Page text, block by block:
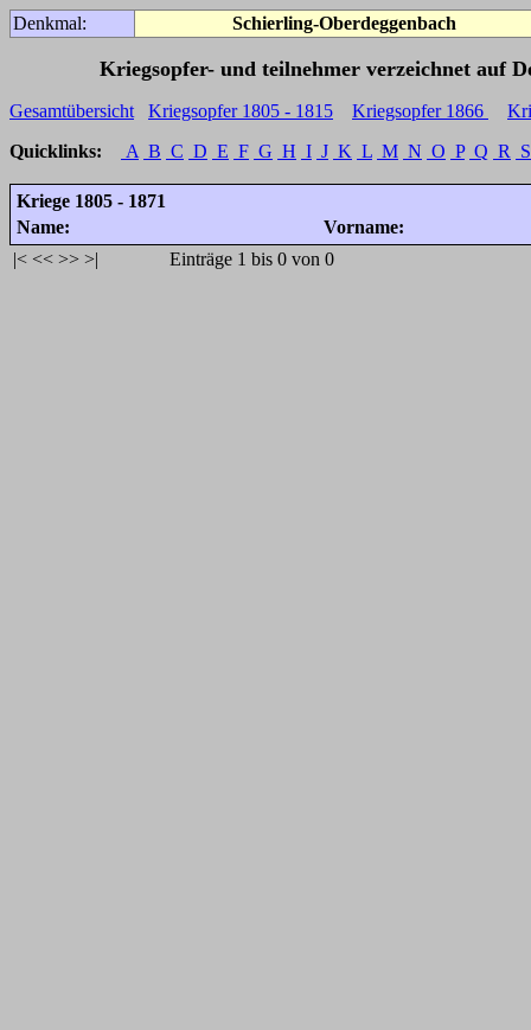
Denkmal: Schierling-Oberdeggenbach
Kriegsopfer- und teilnehmer verzeichnet auf
Gesamtübersicht Kriegsopfer 1805 - 1815 Kriegsopfer 1866
Quicklinks:
A B C D E F G H I J K L M N O P Q R S
Kriege 1805 - 1871
Name:
Vorname:
|< << >> >| Einträge 1 bis 0 von 0